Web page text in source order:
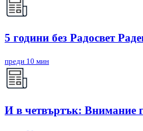
5 години без Радосвет
преди 10 мин
И в четвъртък: Внимание